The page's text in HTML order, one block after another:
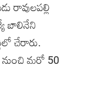
రావులపల్లి
బాలినేని
చేరారు.
మరో 50